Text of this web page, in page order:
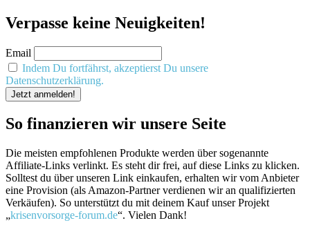
Verpasse keine Neuigkeiten!
Email
Indem Du fortfährst, akzeptierst Du unsere
Datenschutzerklärung.
So finanzieren wir unsere Seite
Die meisten empfohlenen Produkte werden über sogenannte
Affiliate-Links verlinkt. Es steht dir frei, auf diese Links zu klicken.
Solltest du über unseren Link einkaufen, erhalten wir vom Anbieter
eine Provision (als Amazon-Partner verdienen wir an qualifizierten
Verkäufen). So unterstützt du mit deinem Kauf unser Projekt
„krisenvorsorge-forum.de“. Vielen Dank!